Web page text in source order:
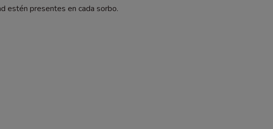
estén presentes en cada sorbo.